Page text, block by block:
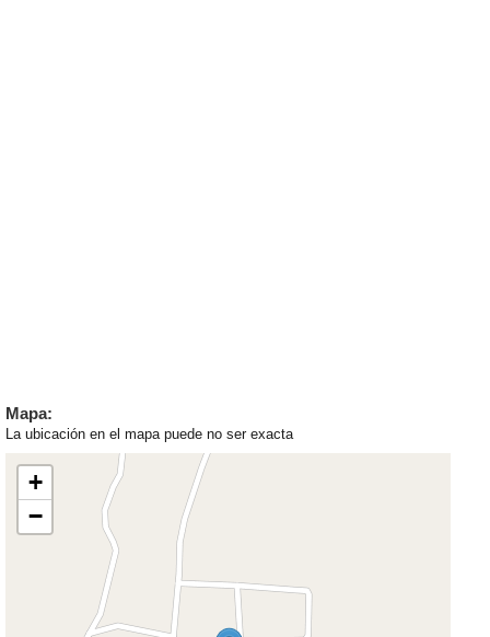
Mapa:
La ubicación en el mapa puede no ser exacta
+
−